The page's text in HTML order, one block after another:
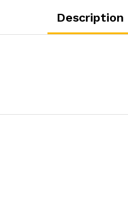
Description